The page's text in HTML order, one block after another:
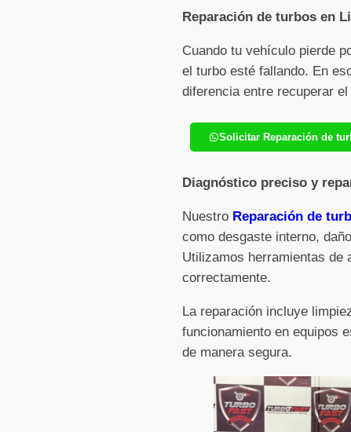
Reparación de turbos en
Cuando tu vehículo pierde
el turbo esté fallando. En
diferencia entre recuperar
Solicitar Reparación de
Diagnóstico preciso y
Nuestro Reparación de
como desgaste interno,
Utilizamos herramientas de
correctamente.
La reparación incluye
funcionamiento en equipos
de manera segura.